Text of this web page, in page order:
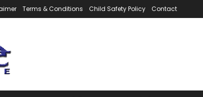
Terms & Conditions Child Safety Policy Contact